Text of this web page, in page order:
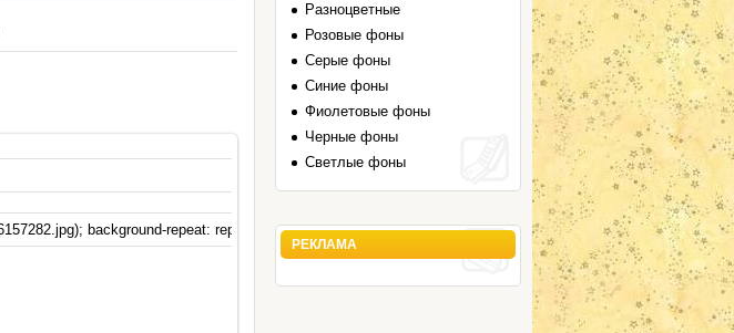
Разноцветные
Розовые фоны
Серые фоны
Синие фоны
Фиолетовые фоны
Черные фоны
Светлые фоны
РЕКЛАМА